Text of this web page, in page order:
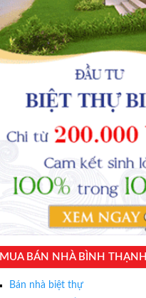
MUA BÁN NHÀ BÌNH THẠNH
Bán nhà biệt thự